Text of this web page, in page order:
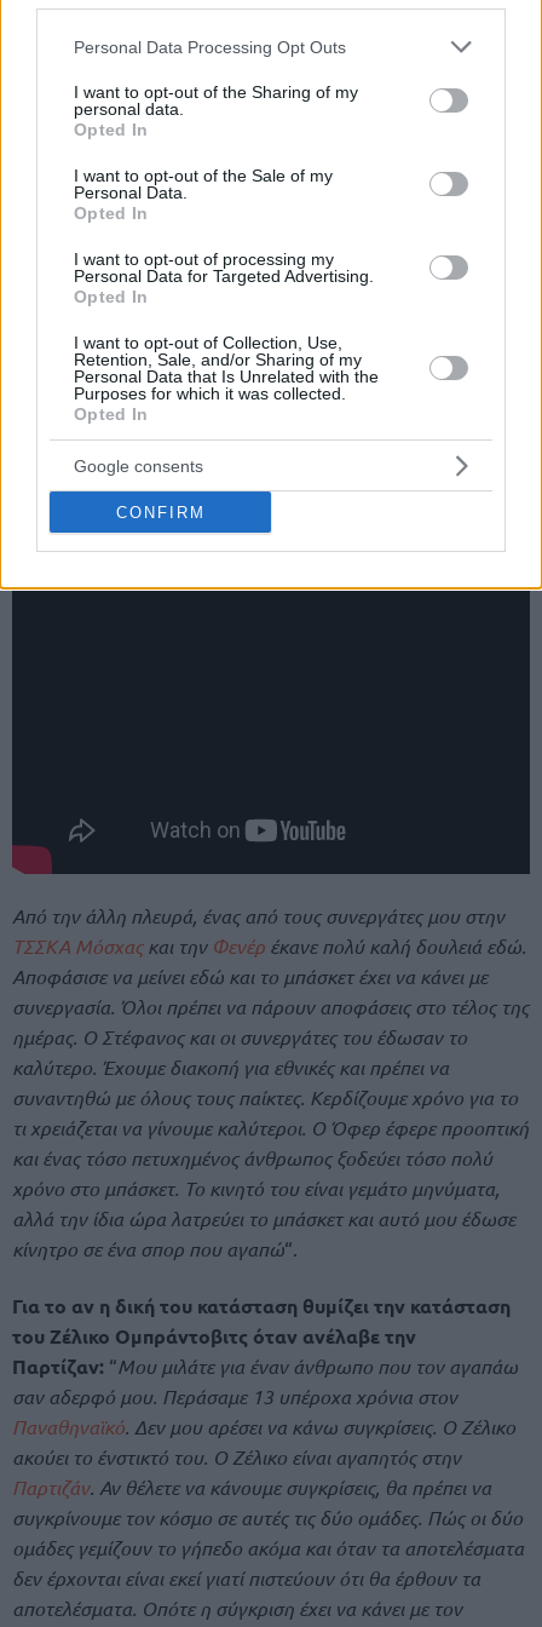
Please note that this website/app uses one or more Google
not limited to your visit or usage behaviour. You may click to
grant or deny consent to Google and its third-party tags to
use your data for below specified purposes in below Google
consent section.
Personal Data Processing Opt Outs
I want to opt-out of the Sharing of my
personal data.
Opted In
I want to opt-out of the Sale of my
Personal Data.
Opted In
I want to opt-out of processing my
Personal Data for Targeted Advertising.
Opted In
I want to opt-out of Collection, Use,
Retention, Sale, and/or Sharing of my
Personal Data that Is Unrelated with the
Purposes for which it was collected.
Opted In
Google consents
CONFIRM
Από την άλλη πλευρά, ένας από τους συνεργάτες μου στην
ΤΣΣΚΑ Μόσχαςκαι την Φενέρ έκανε πολύ καλή δουλειά εδώ.
Αποφάσισε να μείνει εδώ και το μπάσκετ έχει να κάνει με
συνεργασία. Όλοι πρέπει να πάρουν αποφάσεις στο τέλος της
ημέρας. Ο Στέφανος και οι συνεργάτες του έδωσαν το
καλύτερο. Έχουμε διακοπή για εθνικές και πρέπει να
συναντηθώ με όλους τους παίκτες. Κερδίζουμε χρόνο για το
τι χρειάζεται να γίνουμε καλύτεροι. Ο Όφερ έφερε προοπτική
και ένας τόσο πετυχημένος άνθρωπος ξοδεύει τόσο πολύ
χρόνο στο μπάσκετ. Το κινητό του είναι γεμάτο μηνύματα,
αλλά την ίδια ώρα λατρεύει το μπάσκετ και αυτό μου έδωσε
κίνητρο σε ένα σπορ που αγαπώ“.
Για το αν η δική του κατάσταση θυμίζει την κατάσταση
του Ζέλικο Ομπράντοβιτς όταν ανέλαβε την
Παρτίζαν: “Μου μιλάτε για έναν άνθρωπο που τον αγαπάω
σαν αδερφό μου. Περάσαμε 13 υπέροχα χρόνια στον
Παναθηναϊκό. Δεν μου αρέσει να κάνω συγκρίσεις. Ο Ζέλικο
ακούει το ένστικτό του. Ο Ζέλικο είναι αγαπητός στην
Παρτιζάν. Αν θέλετε να κάνουμε συγκρίσεις, θα πρέπει να
συγκρίνουμε τον κόσμο σε αυτές τις δύο ομάδες. Πώς οι δύο
ομάδες γεμίζουν το γήπεδο ακόμα και όταν τα αποτελέσματα
δεν έρχονται είναι εκεί γιατί πιστεύουν ότι θα έρθουν τα
αποτελέσματα. Οπότε η σύγκριση έχει να κάνει με τον